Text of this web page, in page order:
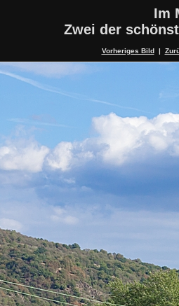
Im
Zwei der
Vorheriges Bild